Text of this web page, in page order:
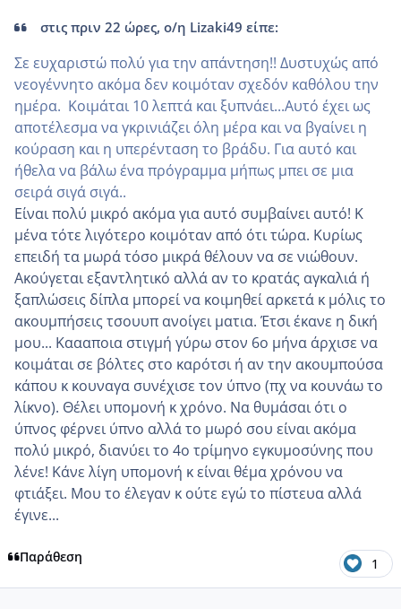
στις πριν 22 ώρες, ο/η Lizaki49 είπε:
Σε ευχαριστώ πολύ για την απάντηση!! Δυστυχώς από
νεογέννητο ακόμα δεν κοιμόταν σχεδόν καθόλου την
ημέρα. Κοιμάται 10 λεπτά και ξυπνάει...Αυτό έχει ως
αποτέλεσμα να γκρινιάζει όλη μέρα και να βγαίνει η
κούραση και η υπερένταση το βράδυ. Για αυτό και
ήθελα να βάλω ένα πρόγραμμα μήπως μπει σε μια
σειρά σιγά σιγά..
Είναι πολύ μικρό ακόμα για αυτό συμβαίνει αυτό! Κ
μένα τότε λιγότερο κοιμόταν από ότι τώρα. Κυρίως
επειδή τα μωρά τόσο μικρά θέλουν να σε νιώθουν.
Ακούγεται εξαντλητικό αλλά αν το κρατάς αγκαλιά ή
ξαπλώσεις δίπλα μπορεί να κοιμηθεί αρκετά κ μόλις το
ακουμπήσεις τσουυπ ανοίγει ματια. Έτσι έκανε η δική
μου... Καααποια στιγμή γύρω στον 6ο μήνα άρχισε να
κοιμάται σε βόλτες στο καρότσι ή αν την ακουμπούσα
κάπου κ κουναγα συνέχισε τον ύπνο (πχ να κουνάω το
λίκνο). Θέλει υπομονή κ χρόνο. Να θυμάσαι ότι ο
ύπνος φέρνει ύπνο αλλά το μωρό σου είναι ακόμα
πολύ μικρό, διανύει το 4ο τρίμηνο εγκυμοσύνης που
λένε! Κάνε λίγη υπομονή κ είναι θέμα χρόνου να
φτιάξει. Μου το έλεγαν κ ούτε εγώ το πίστευα αλλά
έγινε...
Παράθεση 1